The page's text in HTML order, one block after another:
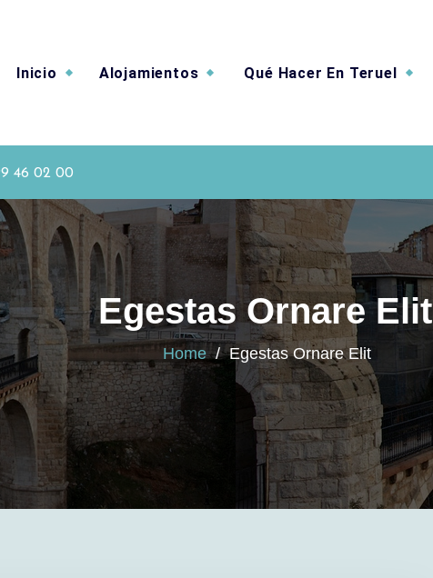
de Valverde
Inicio Alojamientos Qué Hacer En Teruel
46 02 00
Egestas Ornare Elit
Home/ Egestas Ornare Elit